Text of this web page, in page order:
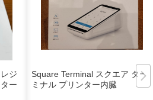
ジ
ー
Square Terminal スクエア ター
ミナル プリンター内臓